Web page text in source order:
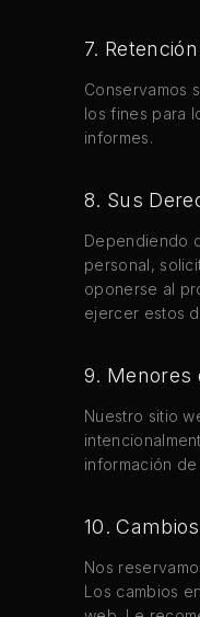
7.
Conservamos
los fines para
informes.
8. Sus
Dependiendo
personal,
oponerse al
ejercer estos
9. Menores
Nuestro sitio
información
10.
Nos
Los cambios